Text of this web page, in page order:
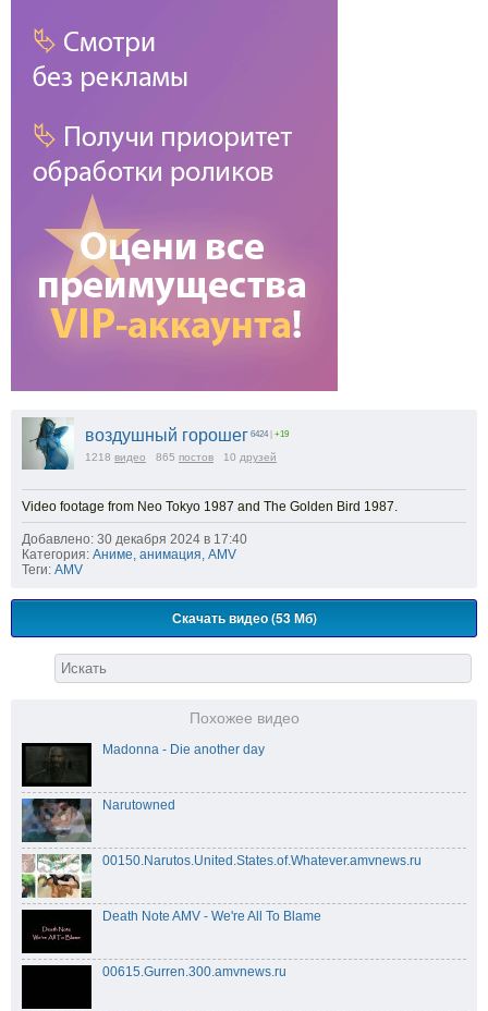
воздушный горошег 6424 | +19
1218 видео 865 постов 10 друзей
Video footage from Neo Tokyo 1987 and The Golden Bird 1987.
Добавлено: 30 декабря 2024 в 17:40
Категория: Аниме, анимация, AMV
Теги: AMV
Скачать видео (53 Мб)
Похожее видео
Madonna - Die another day
Narutowned
00150.Narutos.United.States.of.Whatever.amvnews.ru
Death Note AMV - We're All To Blame
00615.Gurren.300.amvnews.ru